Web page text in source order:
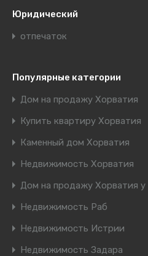
Юридический
отпечаток
Популярные категории
Дом на продажу Хорватия
Купить квартиру Хорватия
Каменный дом Хорватия
Недвижимость Хорватия
Дом на продажу Хорватия у
Недвижимость Раб
Недвижимость Истрии
Недвижимость Задара